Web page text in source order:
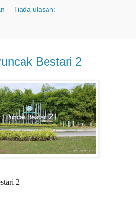
Tiada ulasan:
Bestari 2
2